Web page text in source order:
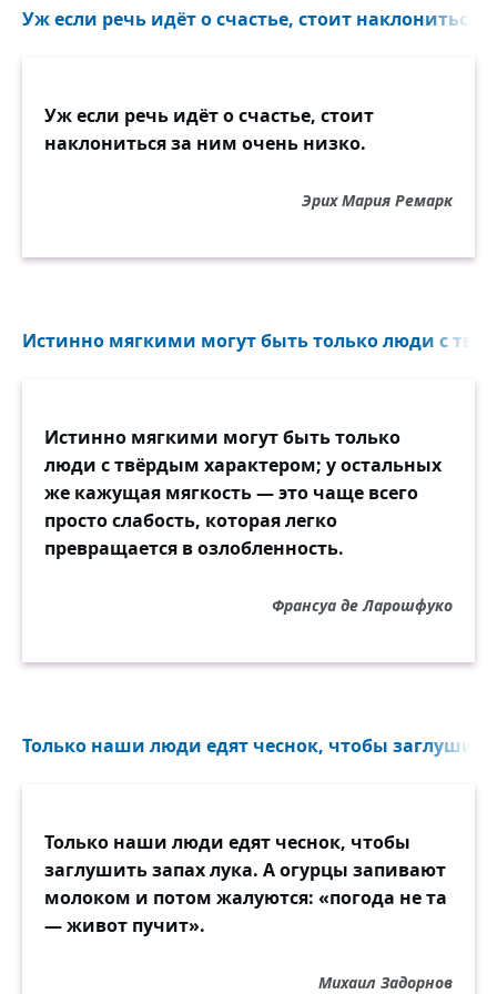
Уж если речь идёт о счастье, стоит наклониться
Уж если речь идёт о счастье, стоит
наклониться за ним очень низко.
Эрих Мария Ремарк
Истинно мягкими могут быть только люди с
Истинно мягкими могут быть только
люди с твёрдым характером; у остальных
же кажущая мягкость — это чаще всего
просто слабость, которая легко
превращается в озлобленность.
Франсуа де Ларошфуко
Только наши люди едят чеснок, чтобы заглушить
Только наши люди едят чеснок, чтобы
заглушить запах лука. А огурцы запивают
молоком и потом жалуются: «погода не та
— живот пучит».
Михаил Задорнов